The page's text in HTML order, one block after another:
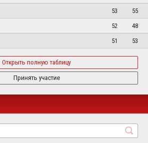
53
55
52
48
51 53
Открыть полную таблицу
Принять участие